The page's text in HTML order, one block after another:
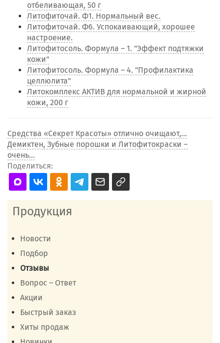
отбеливающая, 50 г
Литофиточай. Ф1. Нормальный вес.
Литофиточай. Ф6. Успокаивающий, хорошее
настроение.
Литофитосоль. Формула – 1. "Эффект подтяжки
кожи"
Литофитосоль. Формула – 4. "Профилактика
целлюлита"
Литокомплекс АКТИВ для нормальной и жирной
кожи, 200 г
Средства «Секрет Красоты» отлично очищают,...
Демиктен, Зубные порошки и Литофитокраски –
очень...
Поделиться:
Продукция
Новости
Подбор
Отзывы
Вопрос – Ответ
Акции
Быстрый заказ
Хиты продаж